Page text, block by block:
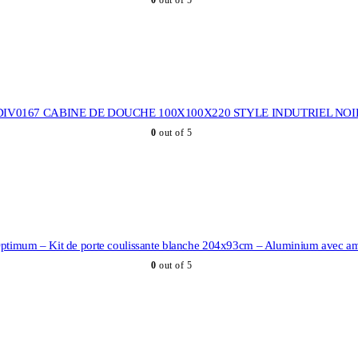
CABINE DE DOUCHE 100X100X220 STYLE INDUTRIEL
0 out of 5
– Kit de porte coulissante blanche 204x93cm – Aluminium avec
0 out of 5